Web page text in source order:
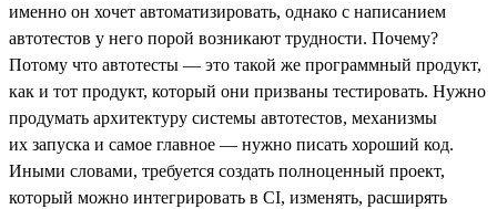
именно он хочет автоматизировать, однако с написанием
автотестов у него порой возникают трудности. Почему?
Потому что автотесты — это такой же программный продукт,
как и тот продукт, который они призваны тестировать. Нужно
продумать архитектуру системы автотестов, механизмы
их запуска и самое главное — нужно писать хороший код.
Иными словами, требуется создать полноценный проект,
который можно интегрировать в CI, изменять, расширять